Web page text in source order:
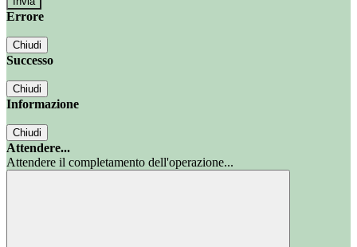
Errore
Chiudi
Successo
Chiudi
Informazione
Chiudi
Attendere...
Attendere il completamento dell'operazione...